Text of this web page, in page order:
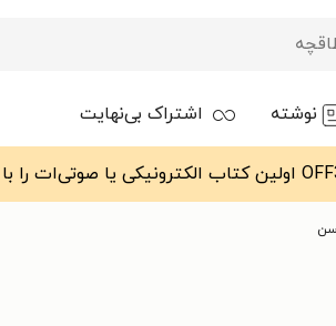
نوشته اشتراک بی‌نهایت